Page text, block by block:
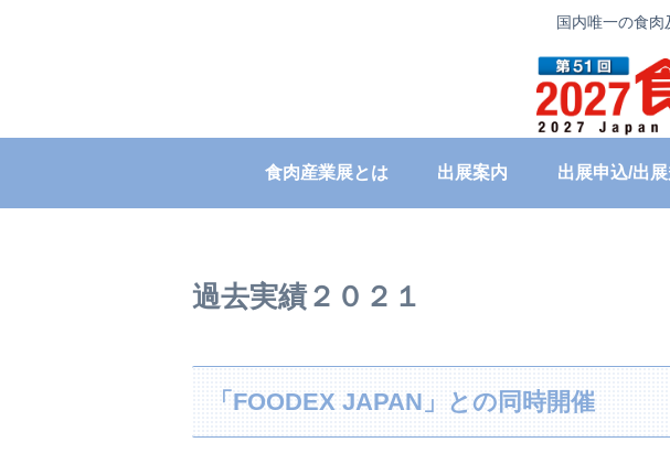
国内唯一の食
食肉産業展とは 出展案内 出展申込/出
過去実績２０２１
「FOODEX JAPAN」との同時開催